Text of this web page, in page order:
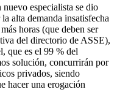
especialista se dio
alta demanda insatisfecha
horas (que deben ser
del directorio de ASSE),
que es el 99 % del
solución, concurrirán por
privados, siendo
hacer una erogación